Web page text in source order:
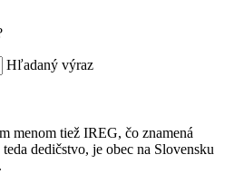
Hľadaný výraz
menom tiež IREG, čo znamená
dedičstvo, je obec na Slovensku